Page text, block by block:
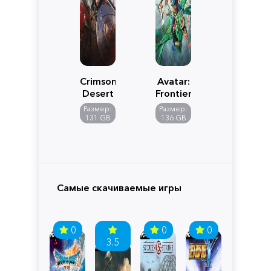
Crimson
Desert
Размер:
131 GB
Avatar:
Frontiers
of
Pandora
Размер:
136 GB
Самые скачиваемые игры
0
3.5
0 0